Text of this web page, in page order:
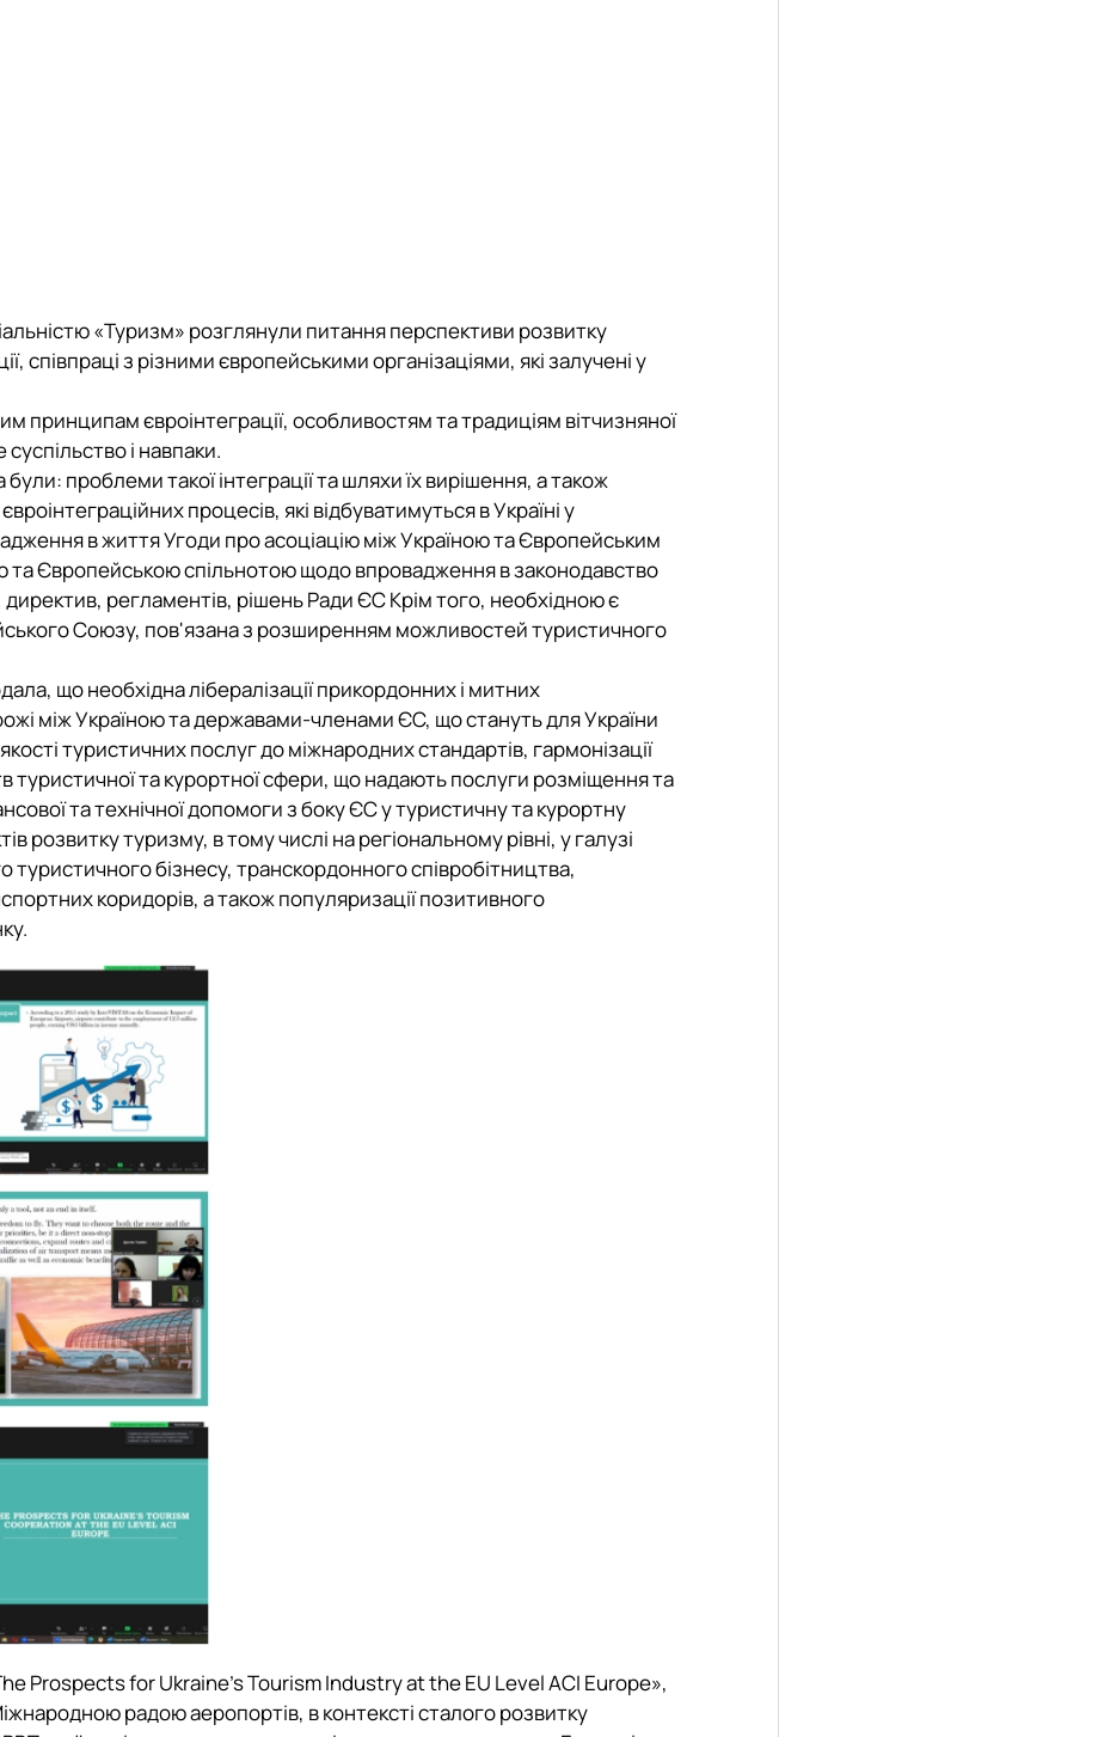
«Туризм» розглянули питання перспективи розвитку
співпраці з різними європейськими організаціями, які залучені у
євроінтеграції, особливостям та традиціям вітчизняної
і навпаки.
проблеми такої інтеграції та шляхи їх вирішення, а також
процесів, які відбуватимуться в Україні у
в життя Угоди про асоціацію між Україною та Європейським
та Європейською спільнотою щодо впровадження в законодавство
регламентів, рішень Ради ЄС Крім того, необхідною є
Союзу, пов'язана з розширенням можливостей туристичного
що необхідна лібералізації прикордонних і митних
між Україною та державами-членами ЄС, що стануть для України
туристичних послуг до міжнародних стандартів, гармонізації
туристичної та курортної сфери, що надають послуги розміщення та
та технічної допомоги з боку ЄС у туристичну та курортну
розвитку туризму, в тому числі на регіональному рівні, у галузі
бізнесу, транскордонного співробітництва,
коридорів, а також популяризації позитивного
Prospects for Ukraine’s Tourism Industry at the EU Level ACI Europe»,
радою аеропортів, в контексті сталого розвитку